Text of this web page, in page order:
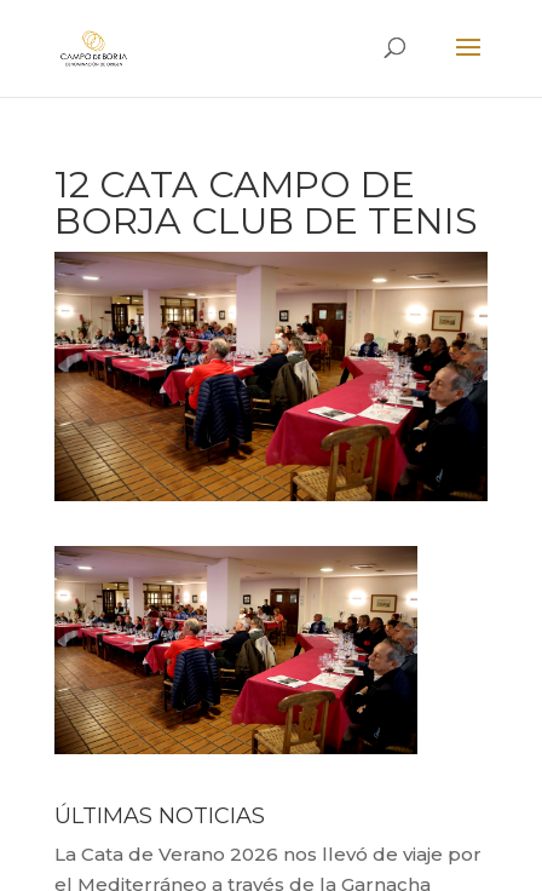
12 CATA CAMPO DE
BORJA CLUB DE TENIS
ÚLTIMAS NOTICIAS
La Cata de Verano 2026 nos llevó de viaje por
el Mediterráneo a través de la Garnacha